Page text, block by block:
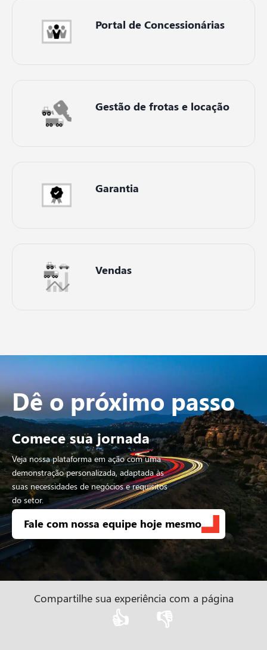
Portal de Concessionárias
Gestão de frotas e locação
Garantia
Vendas
Dê o próximo passo
Comece sua jornada
Veja nossa plataforma em ação com uma
demonstração personalizada, adaptada às
suas necessidades de negócios e requisitos
do setor.
Fale com nossa equipe hoje mesmo
Compartilhe sua experiência com a página
👍 👎